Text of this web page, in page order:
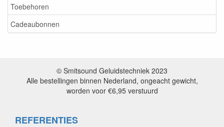
Toebehoren
Cadeaubonnen
© Smitsound Geluidstechniek 2023
Alle bestellingen binnen Nederland, ongeacht gewicht,
worden voor €6,95 verstuurd
REFERENTIES